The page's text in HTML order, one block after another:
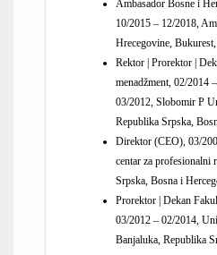
Ambasador Bosne i
10/2015 – 12/2018,
Hrecegovine,
Rektor | Prorektor |
menadžment, 02/2014
03/2012, Slobomir P
Republika Srpska,
Direktor (CEO), 03/
centar za profesionalni
Srpska, Bosna i
Prorektor | Dekan
03/2012 – 02/2014,
Banjaluka, Republika